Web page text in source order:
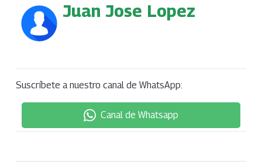
Juan Jose Lopez
Suscríbete a nuestro canal de WhatsApp:
Canal de Whatsapp